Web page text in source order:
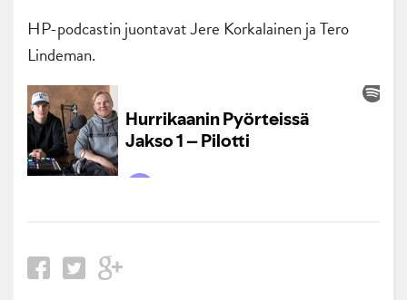
HP-podcastin juontavat Jere Korkalainen ja Tero
Lindeman.